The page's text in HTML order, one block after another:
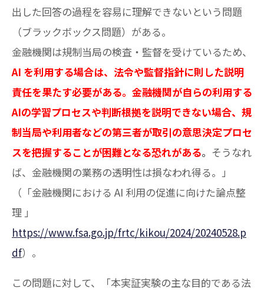
出した回答の過程を容易に理解できないという問題
（ブラックボックス問題）がある。
金融機関は規制当局の検査・監督を受けているため、
AI を利用する場合は、法令や監督指針に則した説明
責任を果たす必要がある。金融機関が自らの利用する
AIの学習プロセスや判断根拠を説明できない場合、規
制当局や利用者などの第三者が取引の意思決定プロセ
スを把握することが困難となる恐れがある。 そうなれ
ば、金融機関の業務の透明性は損なわれ得る。」
（「金融機関における AI 利用の促進に向けた論点整
理 」
https://www.fsa.go.jp/frtc/kikou/2024/20240528.p
df）。
この問題に対して、「本実証実験の主な目的である法